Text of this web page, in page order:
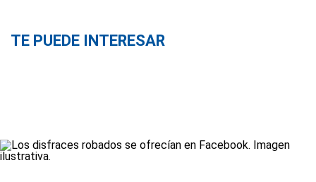
TE PUEDE INTERESAR